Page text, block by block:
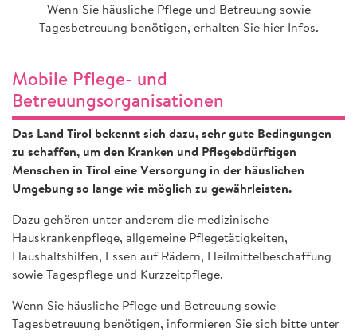
Wenn Sie häusliche Pflege und Betreuung sowie
Tagesbetreuung benötigen, erhalten Sie hier Infos.
Mobile Pflege- und
Betreuungsorganisationen
Das Land Tirol bekennt sich dazu, sehr gute Bedingungen
zu schaffen, um den Kranken und Pflegebdürftigen
Menschen in Tirol eine Versorgung in der häuslichen
Umgebung so lange wie möglich zu gewährleisten.
Dazu gehören unter anderem die medizinische
Hauskrankenpflege, allgemeine Pflegetätigkeiten,
Haushaltshilfen, Essen auf Rädern, Heilmittelbeschaffung
sowie Tagespflege und Kurzzeitpflege.
Wenn Sie häusliche Pflege und Betreuung sowie
Tagesbetreuung benötigen, informieren Sie sich bitte unter